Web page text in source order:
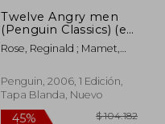
dcto. $
Twelve Angry men
(Penguin Classics) (en
Inglés)
Rose, Reginald ; Mamet,
Penguin, 2006, 1 Edición,
Tapa Blanda, Nuevo